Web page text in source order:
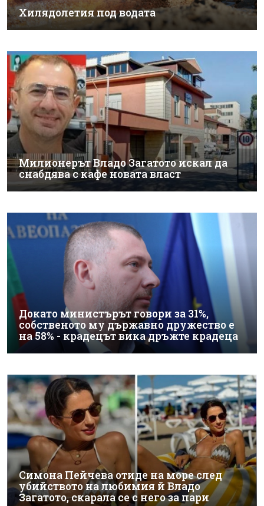
Хилядолетия под водата
Милионерът Владо Загатото искал да
снабдява с кафе новата власт
Докато министърът говори за 31%,
собственото му държавно дружество е
на 58% - крадецът вика дръжте крадеца
Симона Пейчева отиде на море след
убийството на любимия й Владо
Загатото, скарала се с него за пари